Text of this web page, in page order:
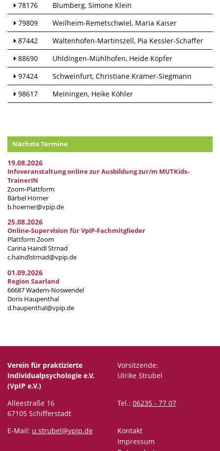
78176
Blumberg Simone Klein
79809
Weilheim-Remetschwiel Maria Kaiser
87442
Waltenhofen-Martinszell Pia Kessler-Schaffer
88690
Uhldingen-Mühlhofen Heide Köpfer
97424
Schweinfurt Christiane Krämer-Siegmann
98617
Meiningen Heike Köhler
Nächste Termine
19.08.2026
Infoveranstaltung online zur Ausbildung zur/m MUTKids-
TrainerIN
Zoom-Plattform
Bärbel Hörner
b.hoerner@vpip.de
25.08.2026
Online-Supervision für VpIP-Fachmitglieder
Plattform Zoom
Carina Haindl Strnad
c.haindlstrnad@vpip.de
01.09.2026
Region Saarland
66687 Wadern-Noswendel
Doris Haupenthal
d.haupenthal@vpip.de
Verein für praktizierte
Individualpsychologie e.V.
(VpIP e.V.)
Vorsitzende:
Ulrike Strubel
Alleestraße 16
67105 Schifferstadt
Tel.: 06235 - 77 07
E-Mail: u.strubel@vpip.de
Kontakt
Impressum